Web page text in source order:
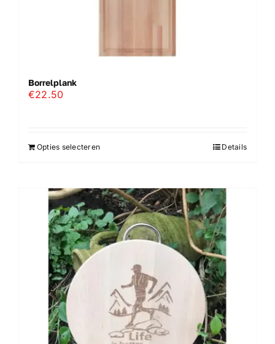
Borrelplank
€22.50
Opties selecteren Details